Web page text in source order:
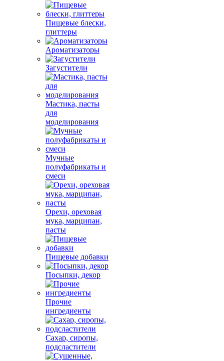
Пищевые блески,
глиттеры
Ароматизаторы
Загустители
Мастика, пасты
для
моделирования
Мучные
полуфабрикаты и
смеси
Орехи, ореховая
мука, марципан,
пасты
Пищевые добавки
Посыпки, декор
Прочие
ингредиенты
Сахар, сиропы,
подсластители